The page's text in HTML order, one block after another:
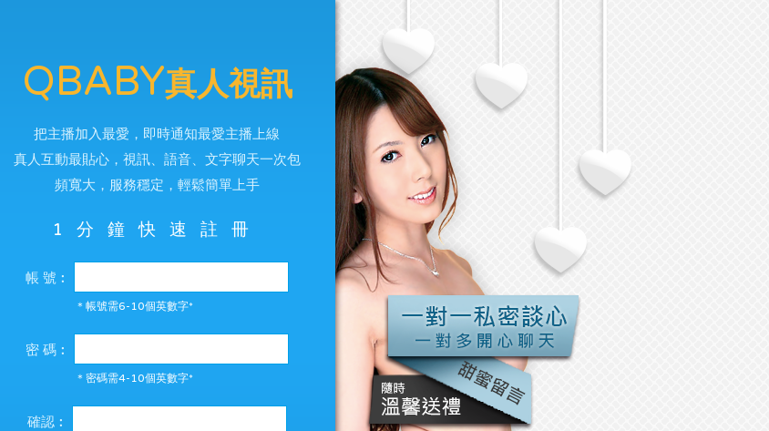
QBABY真人視訊
把主播加入最愛，即時通知最愛主播上線
真人互動最貼心，視訊、語音、文字聊天一次包
頻寬大，服務穩定，輕鬆簡單上手
1分鐘快速註冊
帳 號︰
＊帳號需6-10個英數字*
密 碼︰
＊密碼需4-10個英數字*
確認︰